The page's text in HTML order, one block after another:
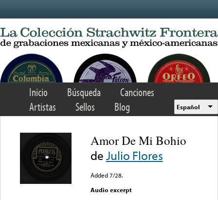
Inicio Búsqueda
Canciones
Artistas
Sellos Blog Español
Amor De Mi Bohio
deJulio Flores
Added 7/28.
Audio excerpt